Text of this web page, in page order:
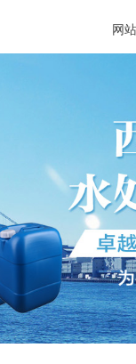
网